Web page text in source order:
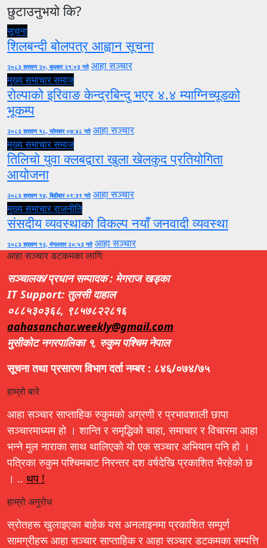
छुटाउनुभयो कि?
सूचना
शिलबन्दी बोलपत्र आह्वान सूचना
२०८३ श्रावण २०, बुधबार २१:०३ गते आहा सञ्चार
मुख्य समाचारसमाज
रोल्पाको इरिवाङ केन्द्रबिन्दु भएर ४.४ म्याग्निच्यूडको
भूकम्प
२०८३ श्रावण १८, सोमबार ०७:४८ गते आहा सञ्चार
मुख्य समाचारसमाज
तिलिचो युवा क्लबद्वारा खुला खेलकुद प्रतियोगिता
आयोजना
२०८३ श्रावण १४, बिहीबार ०९:३९ गते आहा सञ्चार
मुख्य समाचारराजनीति
संसदीय व्यवस्थाको विकल्प नयाँ जनवादी व्यवस्था
२०८३ श्रावण १२, मंगलवार २०:५३ गते आहा सञ्चार
आहा सञ्चार डटकमका लागि
सञ्चालक/प्रधान सम्पादक : मेगराज खड्का
IT Support: तुलसी दाहाल
०८८५३०३६८, ९८५७८२२८१६
aahasanchar.weekly@gmail.com
मुसीकोट नगरपालिका १, रुकुम पश्चिम नेपाल
सूचना तथा प्रसारण विभाग दर्ता नम्बर : ८४६/०७४/७५
हाम्रो बारे
आहा सञ्चार साप्ताहिक रुकुमको अग्रणी र प्रभावशाली छापा
सञ्चारमाध्यम हो । शान्ति र समृद्धिको चाहा, समाचार र विचारमा आहा
भन्ने मुल नाराका साथ थालिएको यो एक सञ्चार अभियान पनि हो ।
पत्रिका रुकुम पश्चिमबाट निरन्तर दश वर्षदेखि प्रकाशित भैरहेको छ
। .. थप !
हाम्रो अनुरोध
स्रोतहरू खुलाइएका बाहेक यस अनलाइनमा प्रकाशित सम्पूर्ण
सामग्रीहरू आहा सञ्चार साप्ताहिक र आहा सञ्चार डटकमका सम्पत्ति